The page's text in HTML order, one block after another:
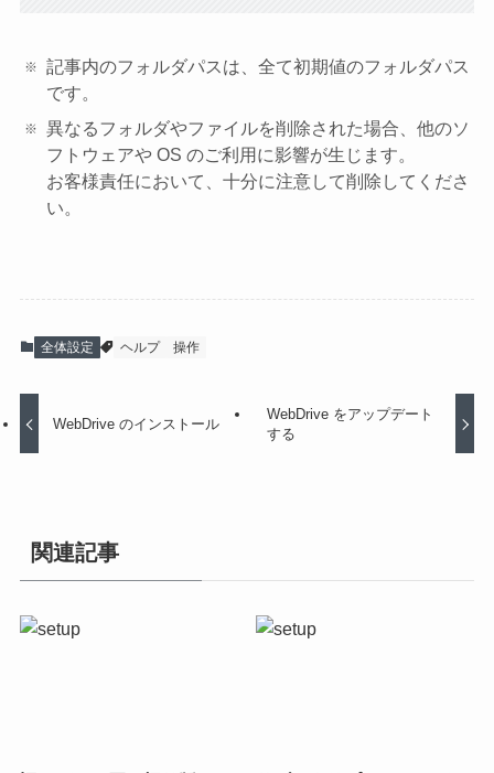
記事内のフォルダパスは、全て初期値のフォルダパス
です。
異なるフォルダやファイルを削除された場合、他のソ
フトウェアや OS のご利用に影響が生じます。
お客様責任において、十分に注意して削除してくださ
い。
全体設定 ヘルプ 操作
WebDrive のインストール
WebDrive をアップデート
する
関連記事